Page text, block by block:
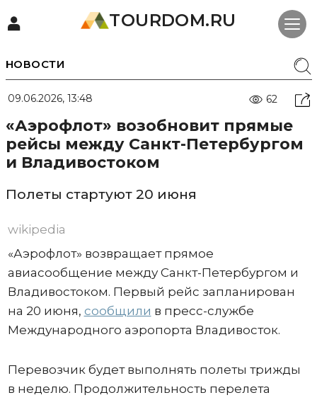
TOURDOM.RU
НОВОСТИ
09.06.2026, 13:48 62
«Аэрофлот» возобновит прямые
рейсы между Санкт-Петербургом
и Владивостоком
Полеты стартуют 20 июня
wikipedia
«Аэрофлот» возвращает прямое
авиасообщение между Санкт-Петербургом и
Владивостоком. Первый рейс запланирован
на 20 июня, сообщили в пресс-службе
Международного аэропорта Владивосток.
Перевозчик будет выполнять полеты трижды
в неделю. Продолжительность перелета